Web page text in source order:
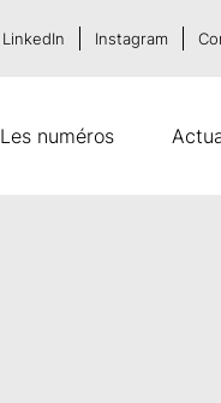
Les numéros
LinkedIn Instagram